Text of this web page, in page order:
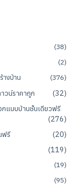
(38)
(2)
างบ้าน
(376)
วน์ราคาถูก
(32)
กแบบบ้านชั้นเดียวฟรี
(276)
ฟรี
(20)
(119)
(19)
(95)